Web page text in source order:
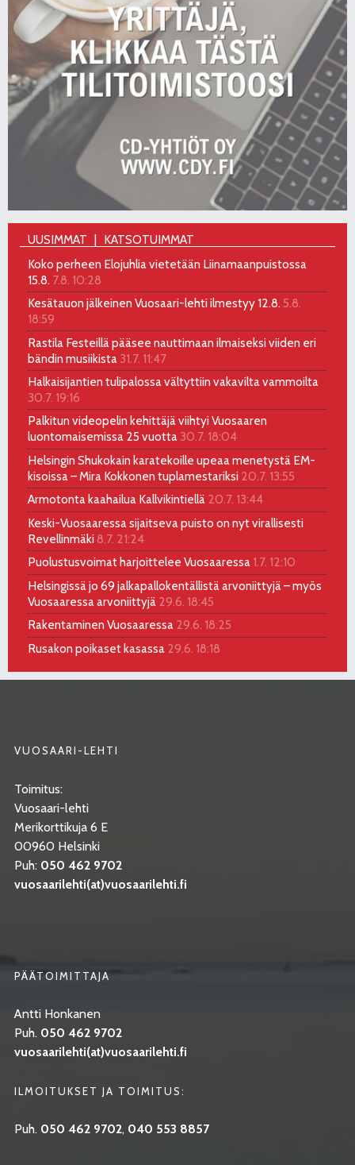
UUSIMMAT
KATSOTUIMMAT
Koko perheen Elojuhlia vietetään Liinamaanpuistossa
15.8. 7.8. 10:28
Kesätauon jälkeinen Vuosaari-lehti ilmestyy 12.8. 5.8.
18:59
Rastila Festeillä pääsee nauttimaan ilmaiseksi viiden eri
bändin musiikista 31.7. 11:47
Halkaisijantien tulipalossa vältyttiin vakavilta vammoilta
30.7. 19:16
Palkitun videopelin kehittäjä viihtyi Vuosaaren
luontomaisemissa 25 vuotta 30.7. 18:04
Helsingin Shukokain karatekoille upeaa menetystä EM-
kisoissa – Mira Kokkonen tuplamestariksi 20.7. 13:55
Armotonta kaahailua Kallvikintiellä 20.7. 13:44
Keski-Vuosaaressa sijaitseva puisto on nyt virallisesti
Revellinmäki 8.7. 21:24
Puolustusvoimat harjoittelee Vuosaaressa 1.7. 12:10
Helsingissä jo 69 jalkapallokentällistä arvoniittyjä – myös
Vuosaaressa arvoniittyjä 29.6. 18:45
Rakentaminen Vuosaaressa 29.6. 18:25
Rusakon poikaset kasassa 29.6. 18:18
VUOSAARI-LEHTI
Toimitus:
Vuosaari-lehti
Merikorttikuja 6 E
00960 Helsinki
Puh: 050 462 9702
vuosaarilehti(at)vuosaarilehti.fi
PÄÄTOIMITTAJA
Antti Honkanen
Puh. 050 462 9702
vuosaarilehti(at)vuosaarilehti.fi
ILMOITUKSET JA TOIMITUS:
Puh. 050 462 9702, 040 553 8857